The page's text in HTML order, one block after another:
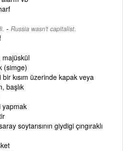
- Russia wasn't capitalist.
majüskül
(simge)
kısım üzerinde kapak veya
başlık
yapmak
soytarısının giydigi çıngıraklı